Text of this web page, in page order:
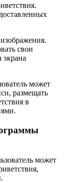
свои
экрана
может
размещать
в
может